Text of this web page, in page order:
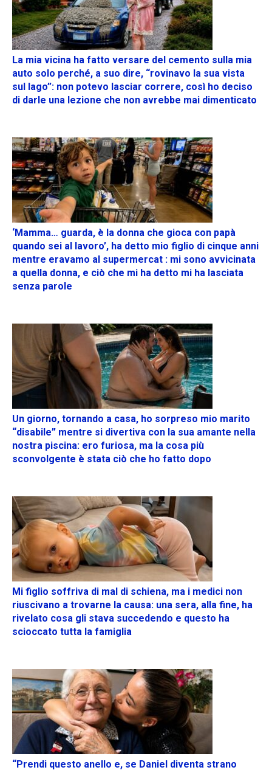
La mia vicina ha fatto versare del cemento sulla mia
auto solo perché, a suo dire, “rovinavo la sua vista
sul lago”: non potevo lasciar correre, così ho deciso
di darle una lezione che non avrebbe mai dimenticato
‘Mamma… guarda, è la donna che gioca con papà
quando sei al lavoro’, ha detto mio figlio di cinque anni
mentre eravamo al supermercat : mi sono avvicinata
a quella donna, e ciò che mi ha detto mi ha lasciata
senza parole
Un giorno, tornando a casa, ho sorpreso mio marito
“disabile” mentre si divertiva con la sua amante nella
nostra piscina: ero furiosa, ma la cosa più
sconvolgente è stata ciò che ho fatto dopo
Mi figlio soffriva di mal di schiena, ma i medici non
riuscivano a trovarne la causa: una sera, alla fine, ha
rivelato cosa gli stava succedendo e questo ha
scioccato tutta la famiglia
“Prendi questo anello e, se Daniel diventa strano